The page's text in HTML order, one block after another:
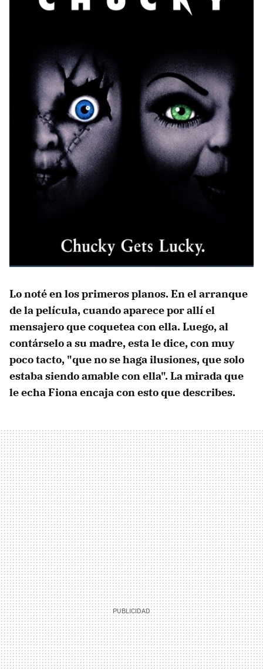
Lo noté en los primeros planos. En el arranque
de la película, cuando aparece por allí el
mensajero que coquetea con ella. Luego, al
contárselo a su madre, esta le dice, con muy
poco tacto, "que no se haga ilusiones, que solo
estaba siendo amable con ella". La mirada que
le echa Fiona encaja con esto que describes.